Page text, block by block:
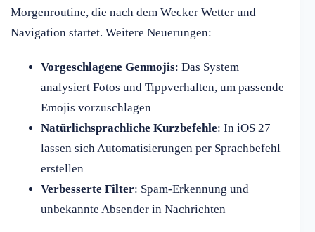
Morgenroutine, die nach dem Wecker Wetter und
Navigation startet. Weitere Neuerungen:
Vorgeschlagene Genmojis: Das System
analysiert Fotos und Tippverhalten, um passende
Emojis vorzuschlagen
Natürlichsprachliche Kurzbefehle: In iOS 27
lassen sich Automatisierungen per Sprachbefehl
erstellen
Verbesserte Filter: Spam-Erkennung und
unbekannte Absender in Nachrichten